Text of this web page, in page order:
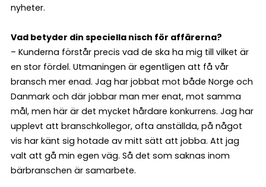
nyheter.
Vad betyder din speciella nisch för affärerna?
– Kunderna förstår precis vad de ska ha mig till vilket är
en stor fördel. Utmaningen är egentligen att få vår
bransch mer enad. Jag har jobbat mot både Norge och
Danmark och där jobbar man mer enat, mot samma
mål, men här är det mycket hårdare konkurrens. Jag har
upplevt att branschkollegor, ofta anställda, på något
vis har känt sig hotade av mitt sätt att jobba. Att jag
valt att gå min egen väg. Så det som saknas inom
bärbranschen är samarbete.